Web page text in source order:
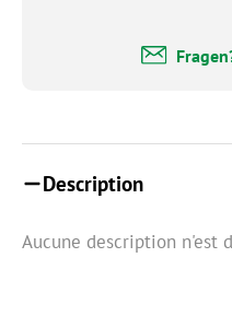
Description
Aucune description n'est